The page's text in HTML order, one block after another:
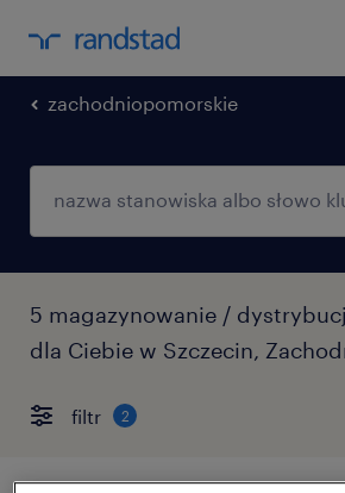
zachodniopomorskie
5 magazynowanie /
dla Ciebie w Szczecin,
filtr 2